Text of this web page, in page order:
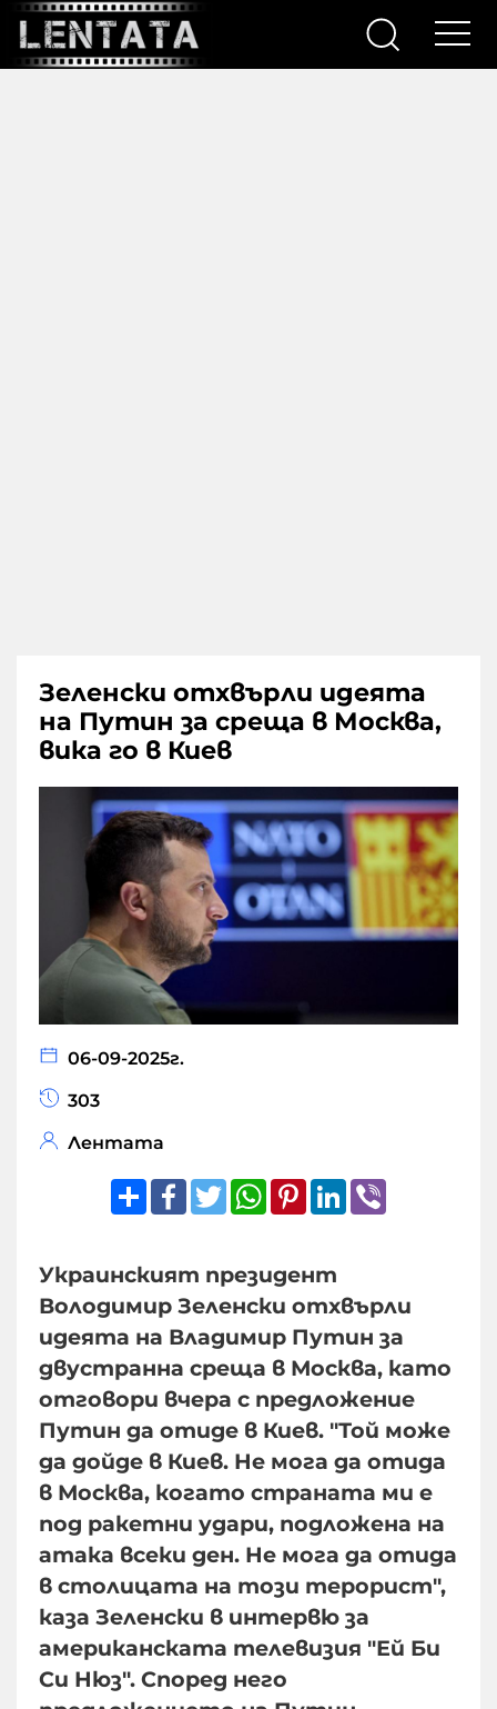
Зеленски отхвърли идеята
на Путин за среща в Москва,
вика го в Киев
06-09-2025г.
303
Лентата
ShareFacebook
TwitterWhatsApp
Pinterest
LinkedIn
Украинският президент
Володимир Зеленски отхвърли
идеята на Владимир Путин за
двустранна среща в Москва, като
отговори вчера с предложение
Путин да отиде в Киев. "Той може
да дойде в Киев. Не мога да отида
в Москва, когато страната ми е
под ракетни удари, подложена на
атака всеки ден. Не мога да отида
в столицата на този терорист",
каза Зеленски в интервю за
американската телевизия "Ей Би
Си Нюз". Според него